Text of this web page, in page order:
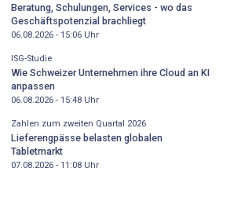
Beratung, Schulungen, Services - wo das
Geschäftspotenzial brachliegt
06.08.2026 - 15:06Uhr
ISG-Studie
Wie Schweizer Unternehmen ihre Cloud an KI
anpassen
06.08.2026 - 15:48Uhr
Zahlen zum zweiten Quartal 2026
Lieferengpässe belasten globalen
Tabletmarkt
07.08.2026 - 11:08Uhr